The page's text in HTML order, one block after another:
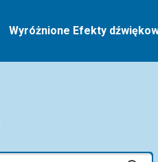
Wyróżnione Efekty